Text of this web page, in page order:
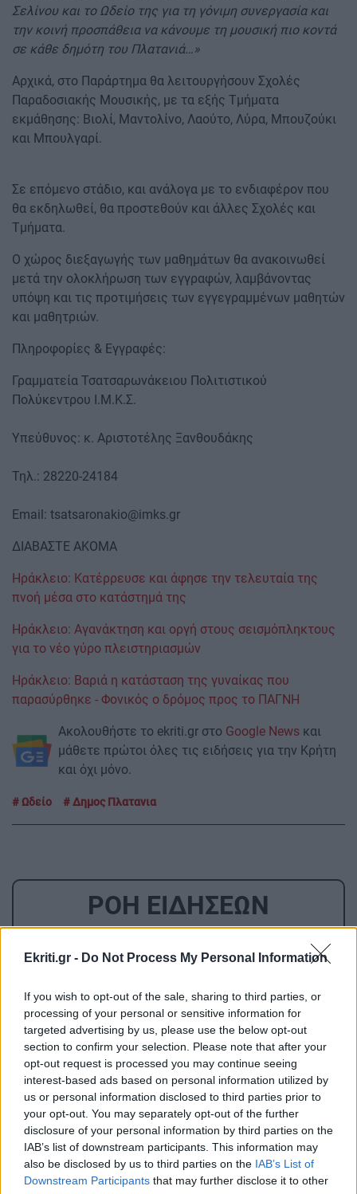
Ekriti.gr - Do Not Process My Personal Information
If you wish to opt-out of the sale, sharing to third parties, or
processing of your personal or sensitive information for
targeted advertising by us, please use the below opt-out
section to confirm your selection. Please note that after your
opt-out request is processed you may continue seeing
interest-based ads based on personal information utilized by
us or personal information disclosed to third parties prior to
your opt-out. You may separately opt-out of the further
disclosure of your personal information by third parties on the
IAB’s list of downstream participants. This information may
also be disclosed by us to third parties on the IAB’s List of
Downstream Participants that may further disclose it to other
Σελίνου και το Ωδείο της για τη γόνιμη συνεργασία και
την κοινή προσπάθεια να κάνουμε τη μουσική πιο κοντά
σε κάθε δημότη του Πλατανιά…»
Αρχικά, στο Παράρτημα θα λειτουργήσουν Σχολές
Παραδοσιακής Μουσικής, με τα εξής Τμήματα
εκμάθησης: Βιολί, Μαντολίνο, Λαούτο, Λύρα, Μπουζούκι
και Μπουλγαρί.
Σε επόμενο στάδιο, και ανάλογα με το ενδιαφέρον που
θα εκδηλωθεί, θα προστεθούν και άλλες Σχολές και
Τμήματα.
Ο χώρος διεξαγωγής των μαθημάτων θα ανακοινωθεί
μετά την ολοκλήρωση των εγγραφών, λαμβάνοντας
υπόψη και τις προτιμήσεις των εγγεγραμμένων μαθητών
και μαθητριών.
Πληροφορίες & Εγγραφές:
Γραμματεία Τσατσαρωνάκειου Πολιτιστικού
Πολύκεντρου Ι.Μ.Κ.Σ.
Υπεύθυνος: κ. Αριστοτέλης Ξανθουδάκης
Τηλ.: 28220-24184
Email: tsatsaronakio@imks.gr
ΔΙΑΒΑΣΤΕ ΑΚΟΜΑ
Ηράκλειο: Κατέρρευσε και άφησε την τελευταία της
πνοή μέσα στο κατάστημά της
Ηράκλειο: Αγανάκτηση και οργή στους σεισμόπληκτους
για το νέο γύρο πλειστηριασμών
Ηράκλειο: Βαριά η κατάσταση της γυναίκας που
παρασύρθηκε - Φονικός ο δρόμος προς το ΠΑΓΝΗ
Ακολουθήστε το ekriti.gr στο Google News και
μάθετε πρώτοι όλες τις ειδήσεις για την Κρήτη
και όχι μόνο.
Ωδείο Δημος Πλατανια
ΡΟΗ ΕΙΔΗΣΕΩΝ
12:09
ΚΡΗΤΗ
σκάφους
12:00
GOSSIP - LIFESTYLE
Ο Κωνσταντίνος Αργυρός φωτογραφήθηκε
μέσα σε σκάφος
11:52
ΚΡΗΤΗ
Ηράκλειο: Η ΕΛ.ΑΣ για τον τουρίστα που
φέρεται να ζήτησε τιμή για την 10χρονη